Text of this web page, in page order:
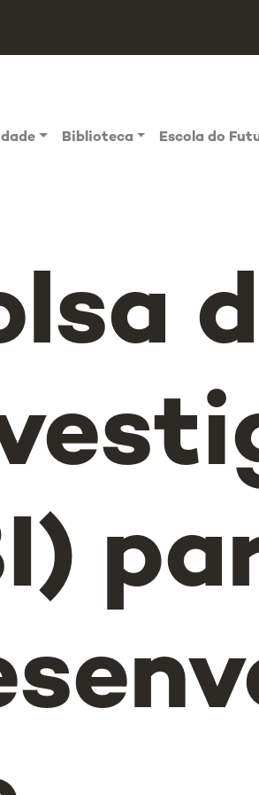
Biblioteca Escola do